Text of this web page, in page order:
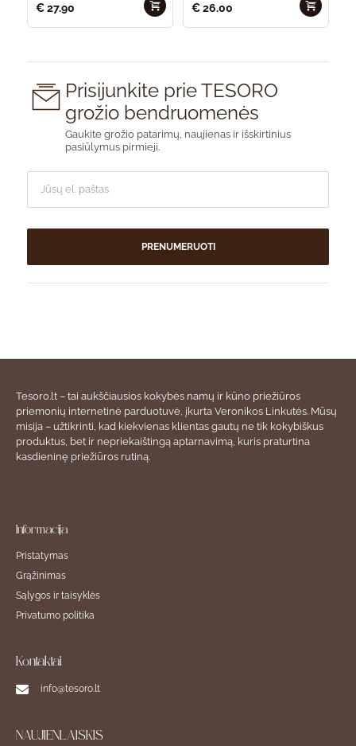
€27.90 €26.00
Prisijunkite prie TESORO
grožio bendruomenės
Gaukite grožio patarimų, naujienas ir išskirtinius
pasiūlymus pirmieji.
PRENUMERUOTI
Tesoro.lt – tai aukščiausios kokybės namų ir kūno priežiūros
priemonių internetinė parduotuvė, įkurta Veronikos Linkutės. Mūsų
misija – užtikrinti, kad kiekvienas klientas gautų ne tik kokybiškus
produktus, bet ir nepriekaištingą aptarnavimą, kuris praturtina
kasdieninę priežiūros rutiną.
Informacija
Pristatymas
Grąžinimas
Sąlygos ir taisyklės
Privatumo politika
Kontaktai
info@tesoro.lt
NAUJIENLAIŠKIS